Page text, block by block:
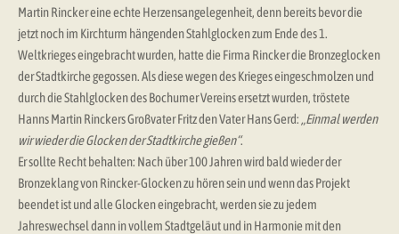
Martin Rincker eine echte Herzensangelegenheit, denn bereits bevor die
jetzt noch im Kirchturm hängenden Stahlglocken zum Ende des 1.
Weltkrieges eingebracht wurden, hatte die Firma Rincker die Bronzeglocken
der Stadtkirche gegossen. Als diese wegen des Krieges eingeschmolzen und
durch die Stahlglocken des Bochumer Vereins ersetzt wurden, tröstete
Hanns Martin Rinckers Großvater Fritz den Vater Hans Gerd: „Einmal werden
wir wieder die Glocken der Stadtkirche gießen“.
Er sollte Recht behalten: Nach über 100 Jahren wird bald wieder der
Bronzeklang von Rincker-Glocken zu hören sein und wenn das Projekt
beendet ist und alle Glocken eingebracht, werden sie zu jedem
Jahreswechsel dann in vollem Stadtgeläut und in Harmonie mit den